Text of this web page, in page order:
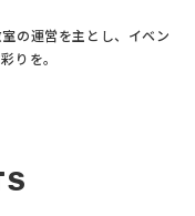
の運営を主とし、イベン
りを。